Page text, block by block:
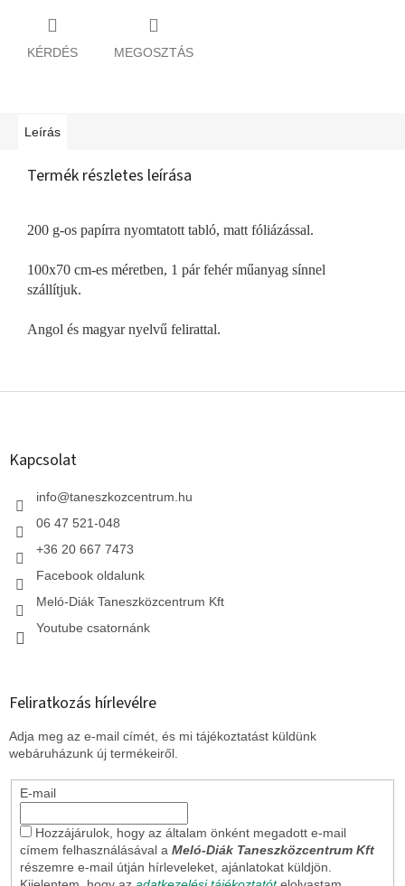
KÉRDÉS MEGOSZTÁS
Leírás
Termék részletes leírása
200 g-os papírra nyomtatott tabló, matt fóliázással.
100x70 cm-es méretben, 1 pár fehér műanyag sínnel
szállítjuk.
Angol és magyar nyelvű felirattal.
L
Kapcsolat
info@taneszkozcentrum.hu
06 47 521-048
+36 20 667 7473
Facebook oldalunk
Meló-Diák Taneszközcentrum Kft
Youtube csatornánk
Feliratkozás hírlevélre
Adja meg az e-mail címét, és mi tájékoztatást küldünk
webáruházunk új termékeiről.
E-mail
Hozzájárulok, hogy az általam önként megadott e-mail
címem felhasználásával a Meló-Diák Taneszközcentrum Kft
részemre e-mail útján hírleveleket, ajánlatokat küldjön.